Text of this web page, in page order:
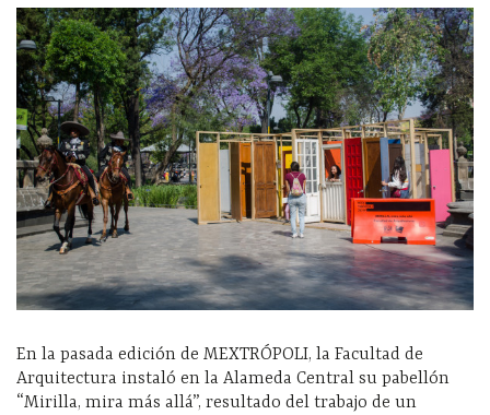
En la pasada edición de MEXTRÓPOLI, la Facultad de
Arquitectura instaló en la Alameda Central su pabellón
“Mirilla, mira más allá”, resultado del trabajo de un